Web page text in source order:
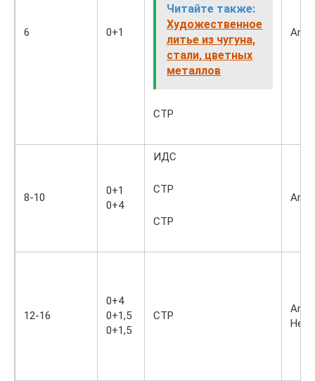
6 0+1
Читайте также:
Художественное
литье из чугуна,
стали, цветных
металлов
СТР
Ar
8-10
0+1
0+4
ИДС
СТР
СТР
Ar
12-16
0+4
0+1,5
0+1,5
СТР
Ar